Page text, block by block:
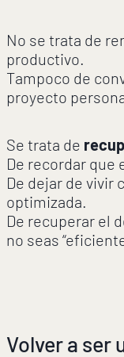
No se trata de
productivo.
Tampoco de
proyecto
Se trata de
De recordar que
De dejar de vivir
optimizada.
De recuperar el
no seas
Volver a ser